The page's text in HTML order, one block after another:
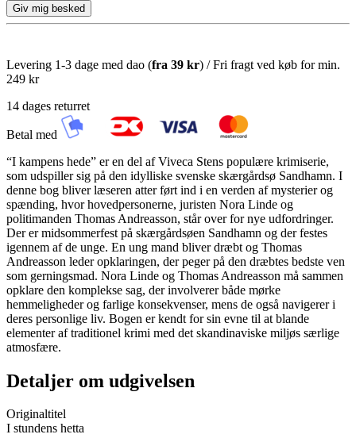
Levering 1-3 dage med dao (fra 39 kr) / Fri fragt ved køb for min.
249 kr
14 dages returret
Betal med
“I kampens hede” er en del af Viveca Stens populære krimiserie,
som udspiller sig på den idylliske svenske skærgårdsø Sandhamn. I
denne bog bliver læseren atter ført ind i en verden af mysterier og
spænding, hvor hovedpersonerne, juristen Nora Linde og
politimanden Thomas Andreasson, står over for nye udfordringer.
Der er midsommerfest på skærgårdsøen Sandhamn og der festes
igennem af de unge. En ung mand bliver dræbt og Thomas
Andreasson leder opklaringen, der peger på den dræbtes bedste ven
som gerningsmad. Nora Linde og Thomas Andreasson må sammen
opklare den komplekse sag, der involverer både mørke
hemmeligheder og farlige konsekvenser, mens de også navigerer i
deres personlige liv. Bogen er kendt for sin evne til at blande
elementer af traditionel krimi med det skandinaviske miljøs særlige
atmosfære.
Detaljer om udgivelsen
Originaltitel
I stundens hetta